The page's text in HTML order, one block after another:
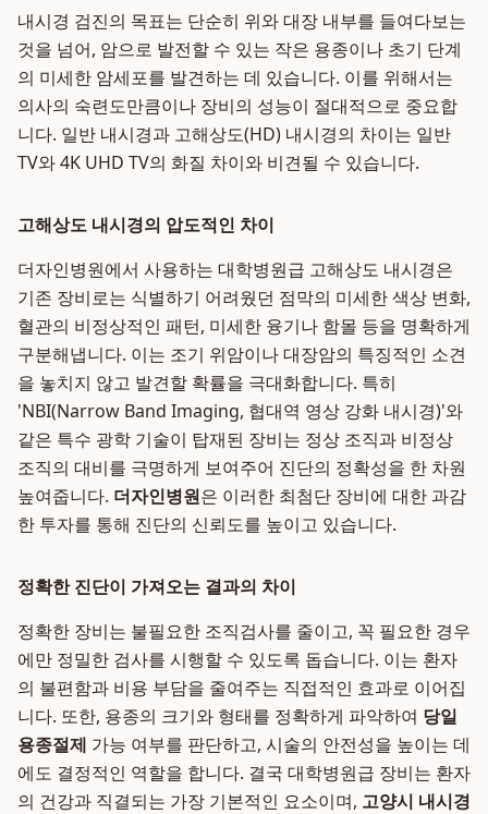
내시경 검진의 목표는 단순히 위와 대장 내부를 들여다보는
것을 넘어, 암으로 발전할 수 있는 작은 용종이나 초기 단계
의 미세한 암세포를 발견하는 데 있습니다. 이를 위해서는
의사의 숙련도만큼이나 장비의 성능이 절대적으로 중요합
니다. 일반 내시경과 고해상도(HD) 내시경의 차이는 일반
TV와 4K UHD TV의 화질 차이와 비견될 수 있습니다.
고해상도 내시경의 압도적인 차이
더자인병원에서 사용하는 대학병원급 고해상도 내시경은
기존 장비로는 식별하기 어려웠던 점막의 미세한 색상 변화,
혈관의 비정상적인 패턴, 미세한 융기나 함몰 등을 명확하게
구분해냅니다. 이는 조기 위암이나 대장암의 특징적인 소견
을 놓치지 않고 발견할 확률을 극대화합니다. 특히
'NBI(Narrow Band Imaging, 협대역 영상 강화 내시경)'와
같은 특수 광학 기술이 탑재된 장비는 정상 조직과 비정상
조직의 대비를 극명하게 보여주어 진단의 정확성을 한 차원
높여줍니다. 더자인병원은 이러한 최첨단 장비에 대한 과감
한 투자를 통해 진단의 신뢰도를 높이고 있습니다.
정확한 진단이 가져오는 결과의 차이
정확한 장비는 불필요한 조직검사를 줄이고, 꼭 필요한 경우
에만 정밀한 검사를 시행할 수 있도록 돕습니다. 이는 환자
의 불편함과 비용 부담을 줄여주는 직접적인 효과로 이어집
니다. 또한, 용종의 크기와 형태를 정확하게 파악하여 당일
용종절제 가능 여부를 판단하고, 시술의 안전성을 높이는 데
에도 결정적인 역할을 합니다. 결국 대학병원급 장비는 환자
의 건강과 직결되는 가장 기본적인 요소이며, 고양시 내시경